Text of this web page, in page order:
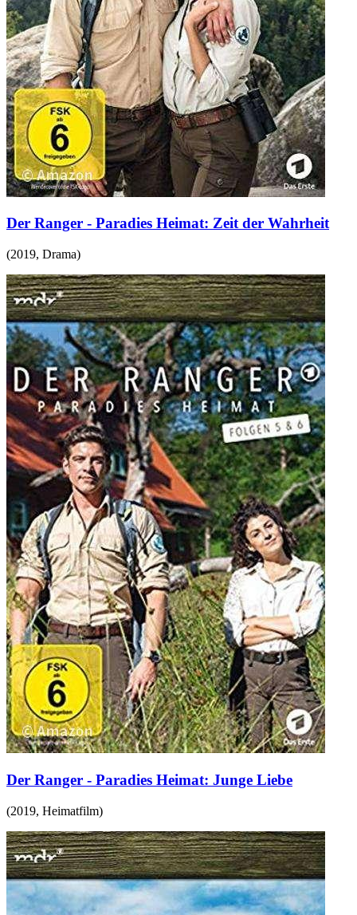
Der Ranger - Paradies Heimat: Zeit der Wahrheit
(2019, Drama)
Der Ranger - Paradies Heimat: Junge Liebe
(2019, Heimatfilm)